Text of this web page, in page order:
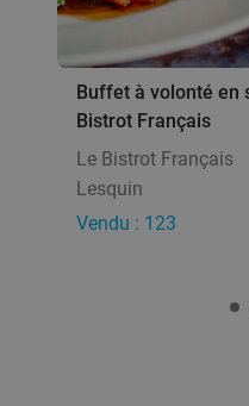
Buffet à volonté en
Bistrot Français
Le Bistrot Français
Lesquin
Vendu : 123